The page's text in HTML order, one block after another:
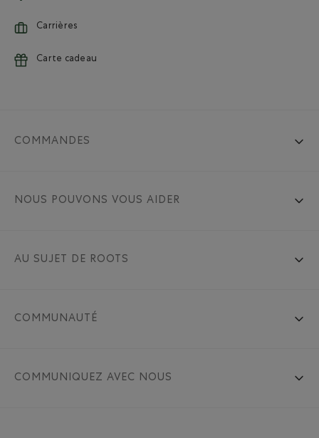
Carrières
Carte cadeau
COMMANDES
NOUS POUVONS VOUS AIDER
AU SUJET DE ROOTS
COMMUNAUTÉ
COMMUNIQUEZ AVEC NOUS